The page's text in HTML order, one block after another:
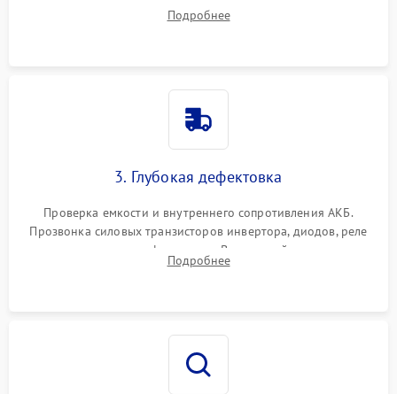
и кистей для предотвращения перегрева и замыканий.
Подробнее
3. Глубокая дефектовка
Проверка емкости и внутреннего сопротивления АКБ.
Прозвонка силовых транзисторов инвертора, диодов, реле
переключения и трансформатора. Визуальный поиск вздутых
конденсаторов и прогаров на печатной плате.
Подробнее